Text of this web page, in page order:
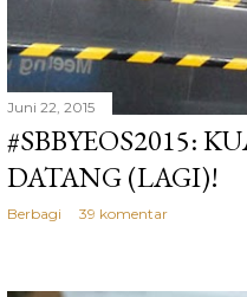
Juni 22, 2015
#SBBYEOS2015:
DATANG (LAGI)!
Berbagi 39 komentar